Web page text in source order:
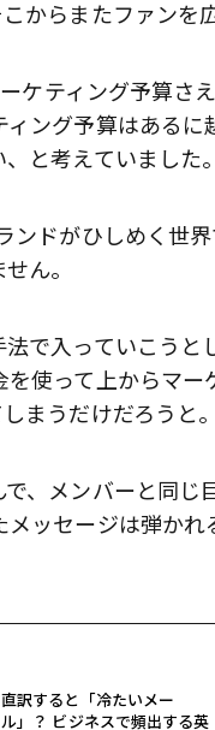
からまたファンを
ケティング予算さ
ング予算はある
と考えていました。
ドがひしめく世
ん。
で入っていこうと
使って上からマー
まうだけだろうと。
、メンバーと同
ッセージは弾か
直訳すると「冷たいメー
ル」？ ビジネスで頻出する英